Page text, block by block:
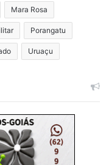
Mara Rosa
Porangatu
Uruaçu